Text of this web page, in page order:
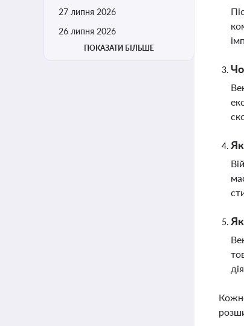
27 липня 2026
26 липня 2026
ПОКАЗАТИ БІЛЬШЕ